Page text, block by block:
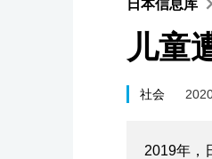
日本信息库
儿童
社会
2019年，